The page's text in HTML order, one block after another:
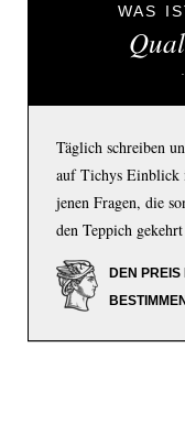
WAS
Täglich schreiben
auf Tichys Einblick
jenen Fragen, die
den Teppich
DEN